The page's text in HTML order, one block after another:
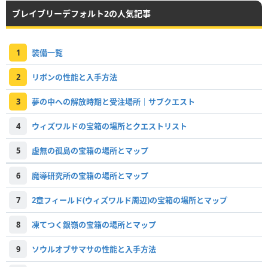
ブレイブリーデフォルト2の人気記事
1 装備一覧
2 リボンの性能と入手方法
3 夢の中への解放時期と受注場所｜サブクエスト
4 ウィズワルドの宝箱の場所とクエストリスト
5 虚無の孤島の宝箱の場所とマップ
6 魔導研究所の宝箱の場所とマップ
7 2章フィールド(ウィズワルド周辺)の宝箱の場所とマップ
8 凍てつく銀嶺の宝箱の場所とマップ
9 ソウルオブサマサの性能と入手方法